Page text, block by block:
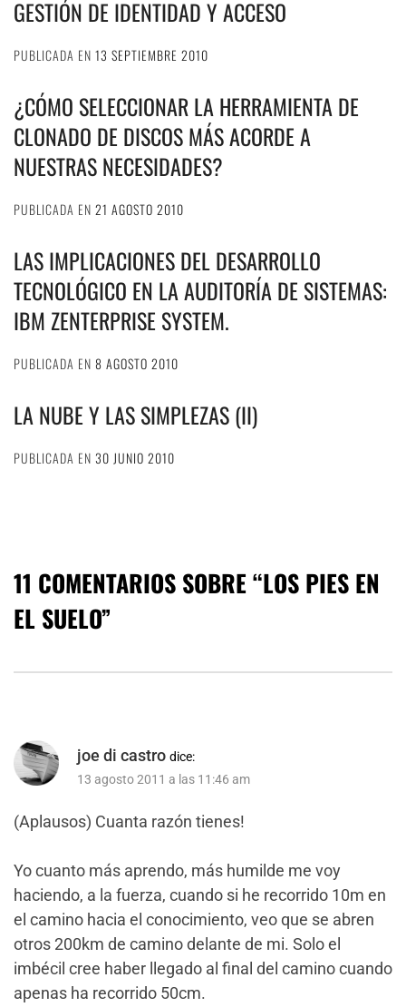
GESTIÓN DE IDENTIDAD Y ACCESO
PUBLICADA EN 13 SEPTIEMBRE 2010
¿CÓMO SELECCIONAR LA HERRAMIENTA DE
CLONADO DE DISCOS MÁS ACORDE A
NUESTRAS NECESIDADES?
PUBLICADA EN 21 AGOSTO 2010
LAS IMPLICACIONES DEL DESARROLLO
TECNOLÓGICO EN LA AUDITORÍA DE SISTEMAS:
IBM ZENTERPRISE SYSTEM.
PUBLICADA EN 8 AGOSTO 2010
LA NUBE Y LAS SIMPLEZAS (II)
PUBLICADA EN 30 JUNIO 2010
11 COMENTARIOS SOBRE “LOS PIES EN
EL SUELO”
joe di castro dice:
13 agosto 2011 a las 11:46 am
(Aplausos) Cuanta razón tienes!
Yo cuanto más aprendo, más humilde me voy
haciendo, a la fuerza, cuando si he recorrido 10m en
el camino hacia el conocimiento, veo que se abren
otros 200km de camino delante de mi. Solo el
imbécil cree haber llegado al final del camino cuando
apenas ha recorrido 50cm.